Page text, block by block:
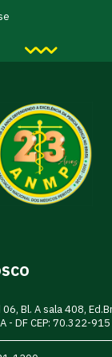
06, Bl. A sala 408,
- DF CEP: 70.322-915